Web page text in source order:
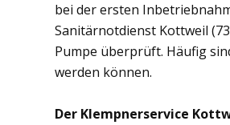
bei der ersten
Sanitärnotdienst Kottweil
Pumpe überprüft. Häufig
werden können.
Der Klempnerservice